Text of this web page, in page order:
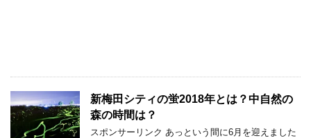
新梅田シティの蛍2018年とは？中自然の
森の時間は？
スポンサーリンク あっという間に6月を迎えました